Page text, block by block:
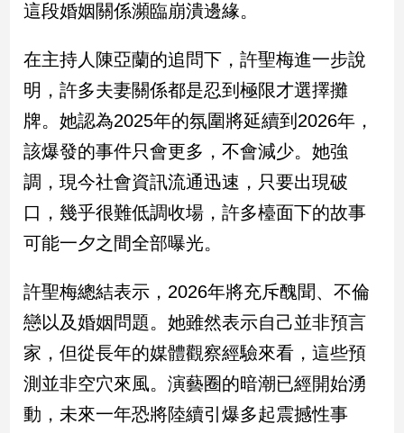
新
病
專
區
南
台
觀
南
台
灣
觀
點
這段婚姻關係瀕臨崩潰邊緣。
在主持人陳亞蘭的追問下，許聖梅進一步說
明，許多夫妻關係都是忍到極限才選擇攤
牌。她認為2025年的氛圍將延續到2026年，
該爆發的事件只會更多，不會減少。她強
調，現今社會資訊流通迅速，只要出現破
口，幾乎很難低調收場，許多檯面下的故事
可能一夕之間全部曝光。
許聖梅總結表示，2026年將充斥醜聞、不倫
戀以及婚姻問題。她雖然表示自己並非預言
家，但從長年的媒體觀察經驗來看，這些預
測並非空穴來風。演藝圈的暗潮已經開始湧
動，未來一年恐將陸續引爆多起震撼性事